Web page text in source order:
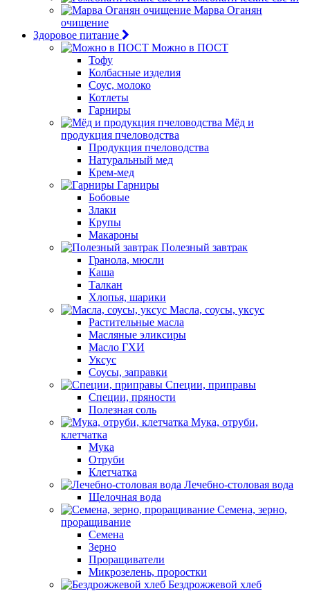
Марва Оганян
очищение
Здоровое питание
Можно в ПОСТ
Тофу
Колбасные изделия
Соус, молоко
Котлеты
Гарниры
Мёд и
продукция пчеловодства
Продукция пчеловодства
Натуральный мед
Крем-мед
Гарниры
Бобовые
Злаки
Крупы
Макароны
Полезный завтрак
Гранола, мюсли
Каша
Талкан
Хлопья, шарики
Масла, соусы, уксус
Растительные масла
Масляные эликсиры
Масло ГХИ
Уксус
Соусы, заправки
Специи, приправы
Специи, пряности
Полезная соль
Мука, отруби,
клетчатка
Мука
Отруби
Клетчатка
Лечебно-столовая вода
Щелочная вода
Семена, зерно,
проращивание
Семена
Зерно
Проращиватели
Микрозелень, проростки
Бездрожжевой хлеб